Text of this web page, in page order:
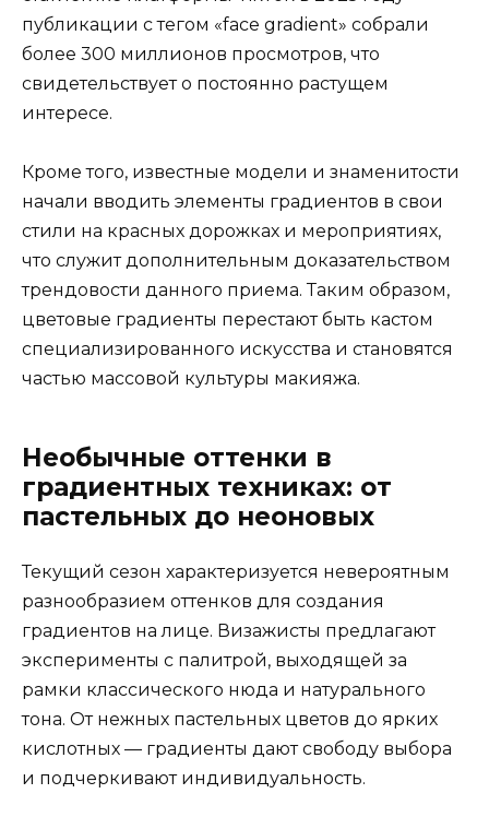
публикации с тегом «face gradient» собрали
более 300 миллионов просмотров, что
свидетельствует о постоянно растущем
интересе.
Кроме того, известные модели и знаменитости
начали вводить элементы градиентов в свои
стили на красных дорожках и мероприятиях,
что служит дополнительным доказательством
трендовости данного приема. Таким образом,
цветовые градиенты перестают быть кастом
специализированного искусства и становятся
частью массовой культуры макияжа.
Необычные оттенки в
градиентных техниках: от
пастельных до неоновых
Текущий сезон характеризуется невероятным
разнообразием оттенков для создания
градиентов на лице. Визажисты предлагают
эксперименты с палитрой, выходящей за
рамки классического нюда и натурального
тона. От нежных пастельных цветов до ярких
кислотных — градиенты дают свободу выбора
и подчеркивают индивидуальность.